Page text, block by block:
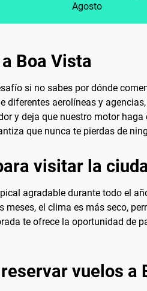
Agosto
Boa Vista
si no sabes por dónde
aerolíneas y
y deja que nuestro motor
que nunca te pierdas de
visitar la
agradable durante todo el
el clima es más seco,
te ofrece la oportunidad de
vuelos a